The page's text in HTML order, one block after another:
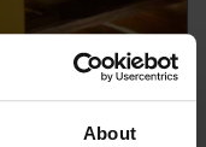
About